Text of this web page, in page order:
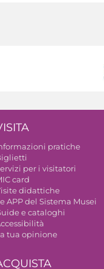
pratiche
per i visitatori
card
didattiche
APP del Sistema Musei
e cataloghi
tua opinione